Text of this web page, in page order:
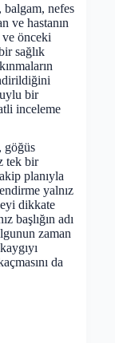
balgam, nefes
ve hastanın
ve önceki
sağlık
bir
inceleme
göğüs
tek bir
planıyla
yalnız
dikkate
başlığın adı
zaman
da